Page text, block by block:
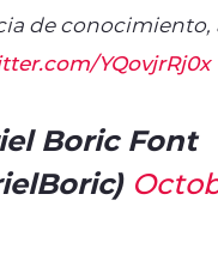
de conocimiento,
YQovjrRj0x
Boric Font